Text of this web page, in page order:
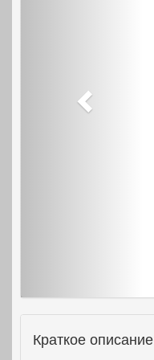
Краткое описание